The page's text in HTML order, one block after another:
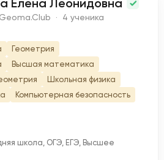
Елена Леонидовна
· 4 ученика
Геометрия
Высшая математика
Школьная физика
Компьютерная безопасность
школа, ОГЭ, ЕГЭ, Высшее